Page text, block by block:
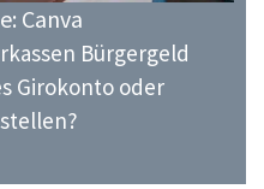
Canva
Bürgergeld
Girokonto oder